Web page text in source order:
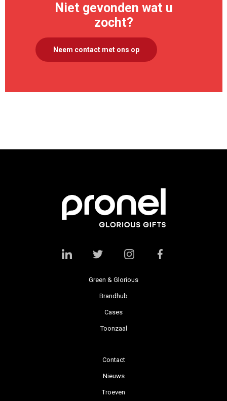
Niet gevonden wat u
zocht?
Neem contact met ons op
Green & Glorious
Brandhub
Cases
Toonzaal
Contact
Nieuws
Troeven